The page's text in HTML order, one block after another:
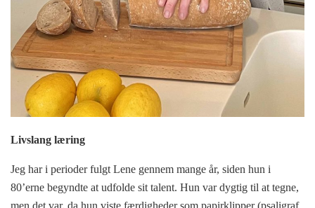
Livslang læring
Jeg har i perioder fulgt Lene gennem mange år, siden hun i
80’erne begyndte at udfolde sit talent. Hun var dygtig til at tegne,
men det var, da hun viste færdigheder som papirklipper (psaligraf